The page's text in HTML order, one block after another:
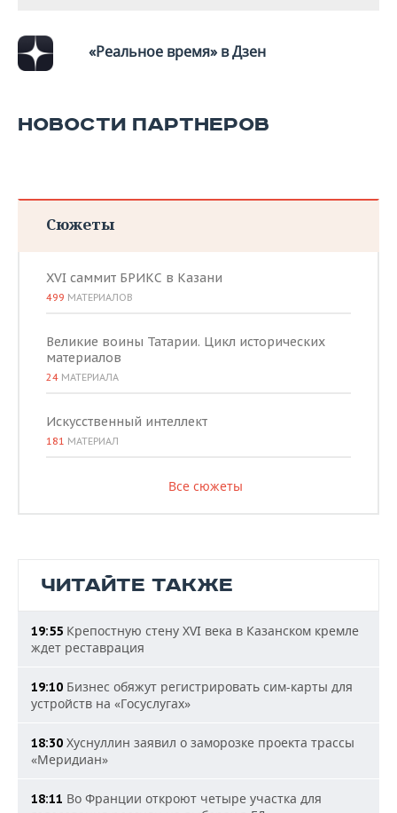
«Реальное время» в Дзен
НОВОСТИ ПАРТНЕРОВ
Сюжеты
XVI саммит БРИКС в Казани
499 МАТЕРИАЛОВ
Великие воины Татарии. Цикл исторических
материалов
24 МАТЕРИАЛА
Искусственный интеллект
181 МАТЕРИАЛ
Все сюжеты
ЧИТАЙТЕ ТАКЖЕ
19:55 Крепостную стену XVI века в Казанском кремле
ждет реставрация
19:10 Бизнес обяжут регистрировать сим-карты для
устройств на «Госуслугах»
18:30 Хуснуллин заявил о заморозке проекта трассы
«Меридиан»
18:11 Во Франции откроют четыре участка для